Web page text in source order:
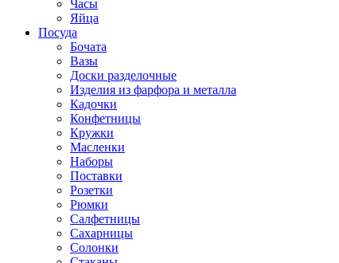
Часы
Яйца
Посуда
Бочата
Вазы
Доски разделочные
Изделия из фарфора и металла
Кадочки
Конфетницы
Кружки
Масленки
Наборы
Поставки
Розетки
Рюмки
Салфетницы
Сахарницы
Солонки